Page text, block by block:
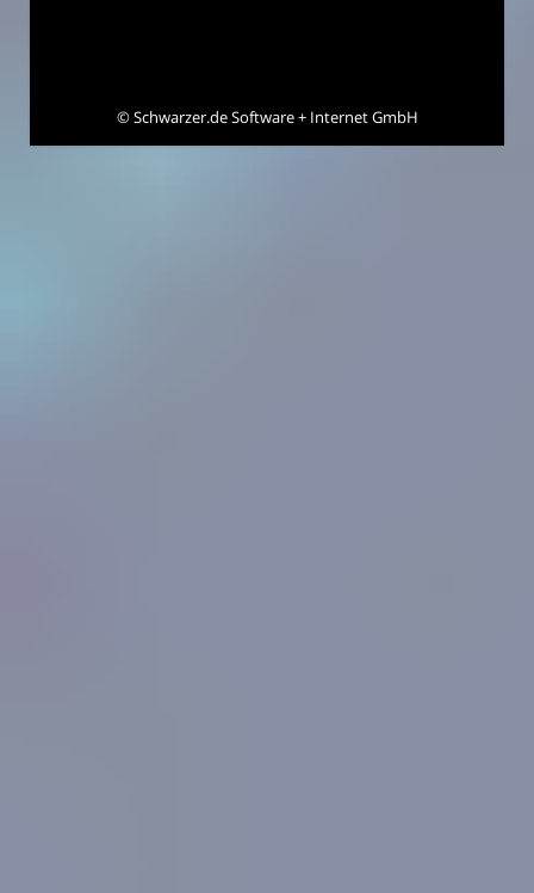
©Schwarzer.de Software + Internet GmbH